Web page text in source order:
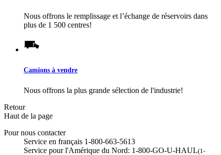
Nous offrons le remplissage et l’échange de réservoirs dans
plus de 1 500 centres!
Camions à vendre
Nous offrons la plus grande sélection de l'industrie!
Retour
Haut de la page
Pour nous contacter
Service en français 1-800-663-5613
Service pour l'Amérique du Nord: 1-800-GO-U-HAUL(1-